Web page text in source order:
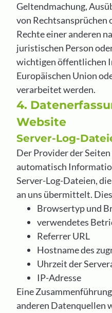
Geltendmachung,
von Rechtsansprüchen
Rechte einer anderen
juristischen Person
wichtigen öffentlichen
Europäischen Union
verarbeitet werden.
4.
Website
Server-Log-
Der Provider der
automatisch
Server-Log-Dateien,
an uns übermittelt.
Browsertyp und
verwendetes
Referrer URL
Hostname des
Uhrzeit der
IP-Adresse
Eine
anderen Datenquellen